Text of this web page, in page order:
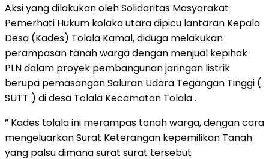
Aksi yang dilakukan oleh Solidaritas Masyarakat
Pemerhati Hukum kolaka utara dipicu lantaran Kepala
Desa (Kades) Tolala Kamal, diduga melakukan
perampasan tanah warga dengan menjual kepihak
PLN dalam proyek pembangunan jaringan listrik
berupa pemasangan Saluran Udara Tegangan Tinggi (
SUTT ) di desa Tolala Kecamatan Tolala .
” Kades tolala ini merampas tanah warga, dengan cara
mengeluarkan Surat Keterangan kepemilikan Tanah
yang palsu dimana surat surat tersebut